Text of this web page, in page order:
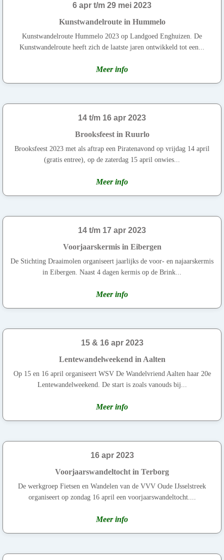
6 apr t/m 29 mei 2023
Kunstwandelroute in Hummelo
Kunstwandelroute Hummelo 2023 op Landgoed Enghuizen. De
Kunstwandelroute heeft zich de laatste jaren ontwikkeld tot een...
Meer info
14 t/m 16 apr 2023
Brooksfeest in Ruurlo
Brooksfeest 2023 met als aftrap een Piratenavond op vrijdag 14 april
(gratis entree), op de zaterdag 15 april onwies...
Meer info
14 t/m 17 apr 2023
Voorjaarskermis in Eibergen
De Stichting Draaimolen organiseert jaarlijks de voor- en najaarskermis
in Eibergen. Naast 4 dagen kermis op de Brink...
Meer info
15 & 16 apr 2023
Lentewandelweekend in Aalten
Op 15 en 16 april organiseert WSV De Wandelvriend Aalten haar 20e
Lentewandelweekend. De start is zoals vanouds bij...
Meer info
16 apr 2023
Voorjaarswandeltocht in Terborg
De werkgroep Fietsen en Wandelen van de VVV Oude IJsselstreek
organiseert op zondag 16 april een voorjaarswandeltocht....
Meer info